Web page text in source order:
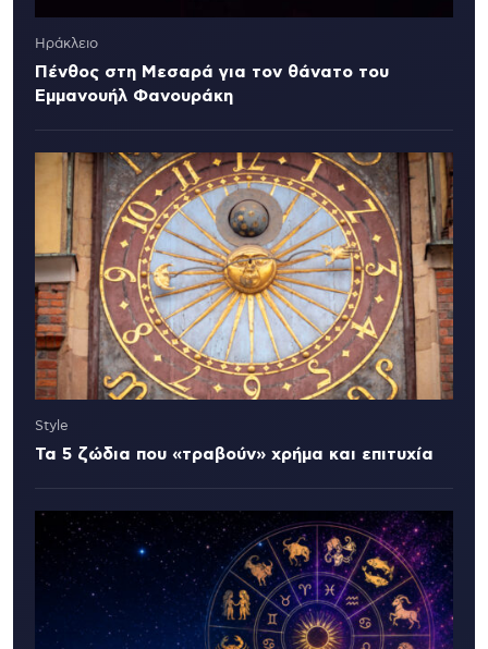
Ηράκλειο
Πένθος στη Μεσαρά για τον θάνατο του
Εμμανουήλ Φανουράκη
Style
Τα 5 ζώδια που «τραβούν» χρήμα και επιτυχία